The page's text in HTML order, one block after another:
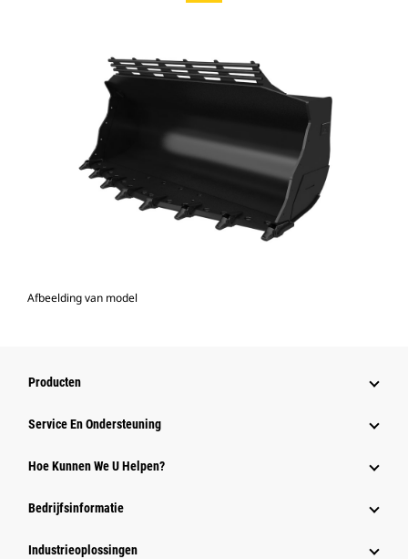
Afbeelding van model
Producten
Service En Ondersteuning
Hoe Kunnen We U Helpen?
Bedrijfsinformatie
Industrieoplossingen